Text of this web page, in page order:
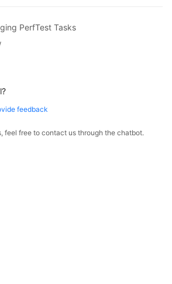
PerfTest Tasks
feedback
feel free to contact us through the chatbot.